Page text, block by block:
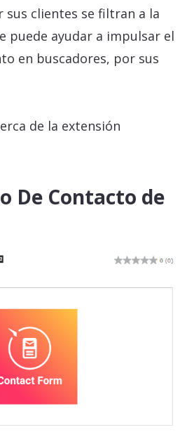
clientes se filtran a la
puede ayudar a impulsar el
en buscadores, por sus
de la extensión
De Contacto de